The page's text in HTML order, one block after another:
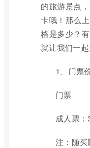
的旅游景点
卡哦！那么
格是多少？
就让我们一起
1、门票
门票
成人票：
注：随买